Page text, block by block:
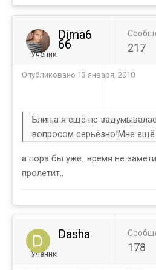
Dima6
66
Ученик
217
Опубликовано 13 января, 2010
Блин,а я ещё не
вопросом серьёзно!Мне ещё
а пора бы уже...время не
пролетит..
Dasha
Ученик
178